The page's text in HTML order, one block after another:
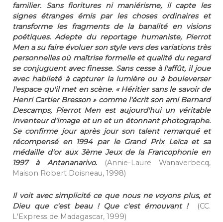
familier. Sans fioritures ni maniérisme, il capte les
signes étranges émis par les choses ordinaires et
transforme les fragments de la banalité en visions
poétiques. Adepte du reportage humaniste, Pierrot
Men a su faire évoluer son style vers des variations très
personnelles où maîtrise formelle et qualité du regard
se conjuguent avec finesse. Sans cesse à l'affût, il joue
avec habileté à capturer la lumière ou à bouleverser
l'espace qu'il met en scène. « Héritier sans le savoir de
Henri Cartier Bresson » comme l'écrit son ami Bernard
Descamps, Pierrot Men est aujourd'hui un véritable
inventeur d'image et un et un étonnant photographe.
Se confirme jour après jour son talent remarqué et
récompensé en 1994 par le Grand Prix Leïca et sa
médaille d'or aux 3ème Jeux de la Francophonie en
1997 à Antananarivo.
(Annie-Laure Wanaverbecq,
Maison Robert Doisneau, 1998)
Il voit avec simplicité ce que nous ne voyons plus, et
Dieu que c'est beau ! Que c'est émouvant !
(CC.
L'Express de Madagascar, 1999)